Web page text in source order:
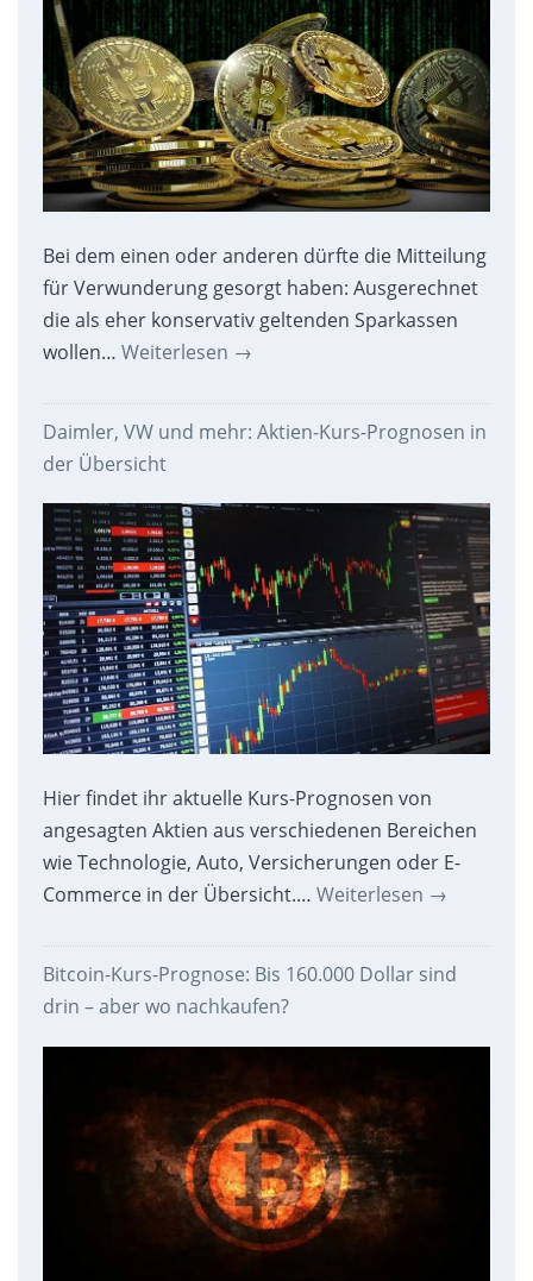
Bei dem einen oder anderen dürfte die Mitteilung
für Verwunderung gesorgt haben: Ausgerechnet
die als eher konservativ geltenden Sparkassen
wollen… Weiterlesen →
Daimler, VW und mehr: Aktien-Kurs-Prognosen in
der Übersicht
Hier findet ihr aktuelle Kurs-Prognosen von
angesagten Aktien aus verschiedenen Bereichen
wie Technologie, Auto, Versicherungen oder E-
Commerce in der Übersicht.… Weiterlesen →
Bitcoin-Kurs-Prognose: Bis 160.000 Dollar sind
drin – aber wo nachkaufen?